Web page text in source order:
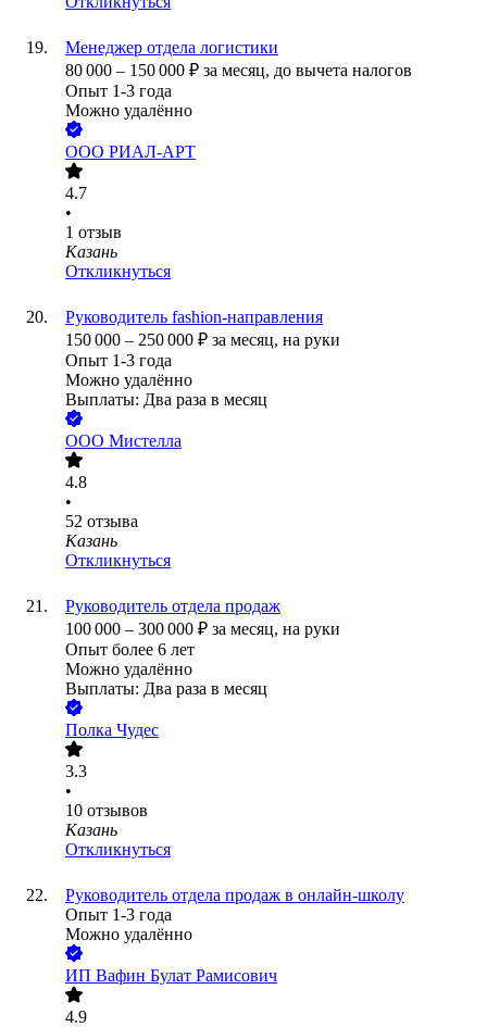
Менеджер отдела логистики
80 000 – 150 000 ₽ за месяц, до вычета налогов
Опыт 1-3 года
Можно удалённо
ООО РИАЛ-АРТ
4.7
•
1 отзыв
Казань
Откликнуться
Руководитель fashion-направления
150 000 – 250 000 ₽ за месяц, на руки
Опыт 1-3 года
Можно удалённо
Выплаты: Два раза в месяц
ООО Мистелла
4.8
•
52 отзыва
Казань
Откликнуться
Руководитель отдела продаж
100 000 – 300 000 ₽ за месяц, на руки
Опыт более 6 лет
Можно удалённо
Выплаты: Два раза в месяц
Полка Чудес
3.3
•
10 отзывов
Казань
Откликнуться
Руководитель отдела продаж в онлайн-школу
Опыт 1-3 года
Можно удалённо
ИП Вафин Булат Рамисович
4.9